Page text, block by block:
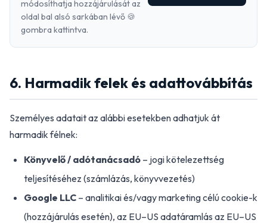
módosíthatja hozzájárulását az
oldal bal alsó sarkában lévő 🍪
gombra kattintva.
6. Harmadik felek és adattovábbítás
Személyes adatait az alábbi esetekben adhatjuk át
harmadik félnek:
Könyvelő / adótanácsadó – jogi kötelezettség
teljesítéséhez (számlázás, könyvvezetés)
Google LLC – analitikai és/vagy marketing célú cookie-k
(hozzájárulás esetén), az EU–US adatáramlás az EU–US